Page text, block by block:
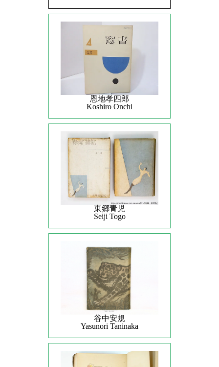
恩地孝四郎
Koshiro Onchi
東郷青児
Seiji Togo
谷中安規
Yasunori Taninaka